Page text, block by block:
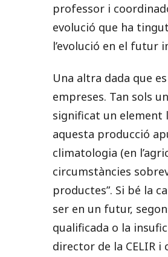
professor i
evolució que ha
l’evolució en el futur
Una altra dada que
empreses. Tan sols
significat un element
aquesta producció
climatologia (en
circumstàncies
productes”. Si bé la
ser en un futur,
qualificada o la
director de la CELIR i